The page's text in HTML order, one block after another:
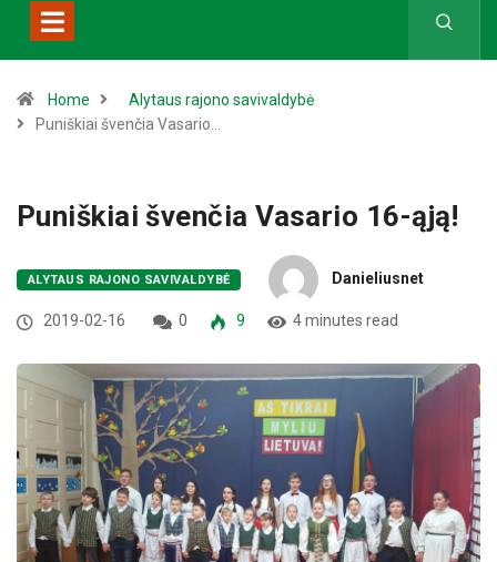
Home
Alytaus rajono savivaldybė
Puniškiai švenčia Vasario…
Puniškiai švenčia Vasario 16-ąją!
ALYTAUS RAJONO SAVIVALDYBĖ Danieliusnet
2019-02-16 0 9 4 minutes read